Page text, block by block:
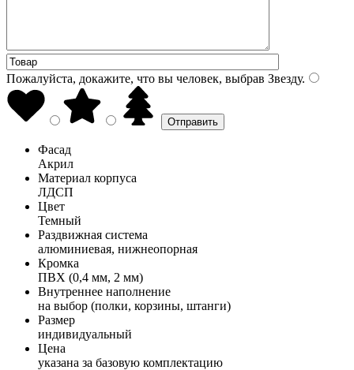
Пожалуйста, докажите, что вы человек, выбрав Звезду.
Фасад
Акрил
Материал корпуса
ЛДСП
Цвет
Темный
Раздвижная система
алюминиевая, нижнеопорная
Кромка
ПВХ (0,4 мм, 2 мм)
Внутреннее наполнение
на выбор (полки, корзины, штанги)
Размер
индивидуальный
Цена
указана за базовую комплектацию